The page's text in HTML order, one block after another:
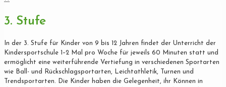
3. Stufe
In der 3. Stufe für Kinder von 9 bis 12 Jahren findet der Unterricht der
Kindersportschule 1–2 Mal pro Woche für jeweils 60 Minuten statt und
ermöglicht eine weiterführende Vertiefung in verschiedenen Sportarten
wie Ball- und Rückschlagsportarten, Leichtathletik, Turnen und
Trendsportarten. Die Kinder haben die Gelegenheit, ihr Können in